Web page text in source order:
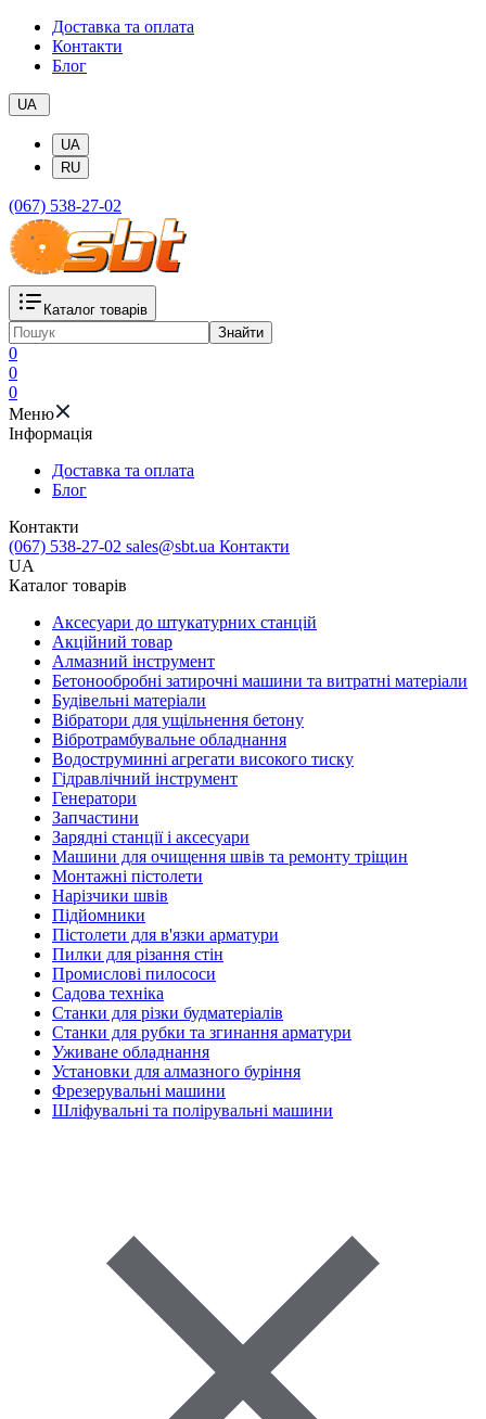
Доставка та оплата
Контакти
Блог
UA
UA
RU
(067) 538-27-02
Каталог товарів
Знайти
0
0
0
Меню
Iнформація
Доставка та оплата
Блог
Контакти
(067) 538-27-02 sales@sbt.ua Контакти
UA
Каталог товарів
Аксесуари до штукатурних станцій
Акційний товар
Алмазний інструмент
Бетонообробні затирочні машини та витратні матеріали
Будівельні матеріали
Вібратори для ущільнення бетону
Вібротрамбувальне обладнання
Водоструминні агрегати високого тиску
Гідравлічний інструмент
Генератори
Запчастини
Зарядні станції і аксесуари
Машини для очищення швів та ремонту тріщин
Монтажні пістолети
Нарізчики швів
Підйомники
Пістолети для в'язки арматури
Пилки для різання стін
Промислові пилососи
Садова техніка
Станки для різки будматеріалів
Станки для рубки та згинання арматури
Уживане обладнання
Установки для алмазного буріння
Фрезерувальні машини
Шліфувальні та полірувальні машини